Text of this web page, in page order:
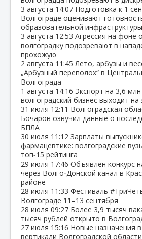
3 августа 14:07 Подготовка к 1
Волгограде оценивают
образовательной инфраструктуры
3 августа 12:53 Агрессия на фоне
волгоградку подозревают в
прохожую
2 августа 11:45 Лето, арбузы и
„Арбузный переполох“ в
Волгограда
1 августа 14:16 Экспорт на 3,6
волгоградский бизнес выходит
31 июля 12:11 Волгоградская
Бочаров озвучил данные о
БПЛА
30 июля 11:12 Зарплаты
фармацевтике: волгоградские
топ‑15 рейтинга
29 июля 17:46 Объявлен конкурс
через Волго‑Донской канал в
районе
28 июля 11:33 Фестиваль
Волгограде 11–13 сентября
28 июля 09:27 Более 3,9 тысяч
тысяч рублей открыто в
27 июля 15:16 Новые назначения
вертикали Волгоградской области